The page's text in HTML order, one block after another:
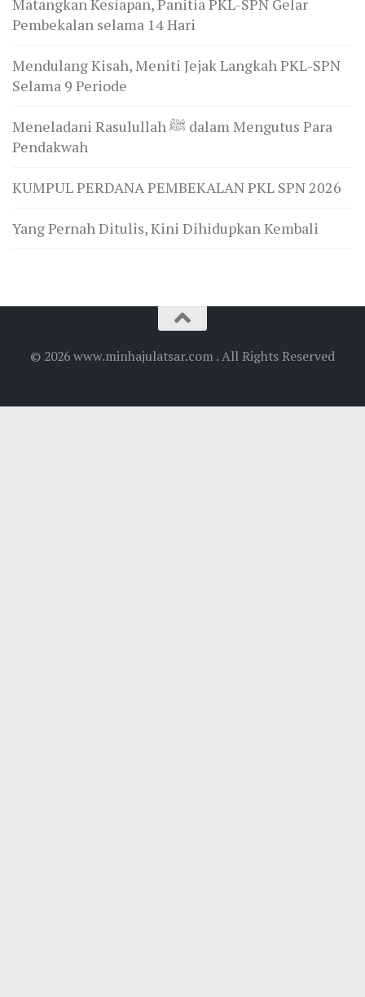
Matangkan Kesiapan, Panitia PKL-SPN Gelar
Pembekalan selama 14 Hari
Mendulang Kisah, Meniti Jejak Langkah PKL-SPN
Selama 9 Periode
Meneladani Rasulullah ﷺ dalam Mengutus Para
Pendakwah
KUMPUL PERDANA PEMBEKALAN PKL SPN 2026
Yang Pernah Ditulis, Kini Dihidupkan Kembali
© 2026 www.minhajulatsar.com . All Rights Reserved